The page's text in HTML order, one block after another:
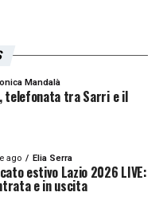
TOP NEWS
Mandalà
telefonata tra Sarri e il
ago Elia Serra
estivo Lazio 2026 LIVE:
e in uscita